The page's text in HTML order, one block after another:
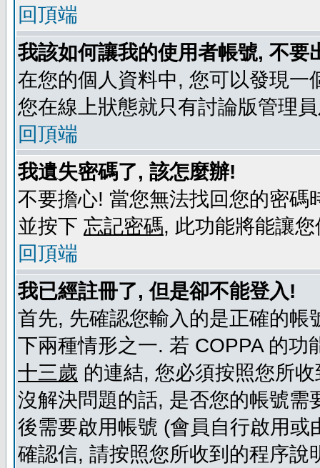
回頂端
我該如何讓我的使用者帳號, 不
在您的個人資料中, 您可以發現一
您在線上狀態就只有討論版管理
回頂端
我遺失密碼了, 該怎麼辦!
不要擔心! 當您無法找回您的密
並按下 忘記密碼, 此功能將能讓
回頂端
我已經註冊了, 但是卻不能登入!
首先, 先確認您輸入的是正確的
下兩種情形之一. 若 COPPA 的
十三歲 的連結, 您必須按照您所
沒解決問題的話, 是否您的帳號
後需要啟用帳號 (會員自行啟用
確認信, 請按照您所收到的程序